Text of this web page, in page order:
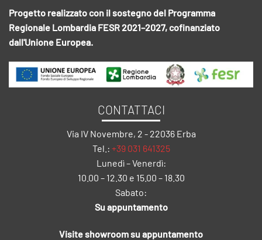
Progetto realizzato con il sostegno del Programma
Regionale Lombardia FESR 2021–2027, cofinanziato
dall'Unione Europea.
CONTATTACI
Via IV Novembre, 2 - 22036 Erba
Tel.: +39 031 641325
Lunedì – Venerdì:
10.00 – 12.30 e 15.00 – 18.30
Sabato:
Su appuntamento
Visite showroom su appuntamento